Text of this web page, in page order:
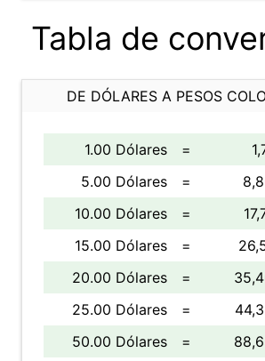
Tabla de
DE DÓLARES A PESOS
1.00 Dólares =
5.00 Dólares
=
10.00 Dólares
=
15.00 Dólares
=
20.00 Dólares
=
25.00 Dólares
=
50.00 Dólares
=